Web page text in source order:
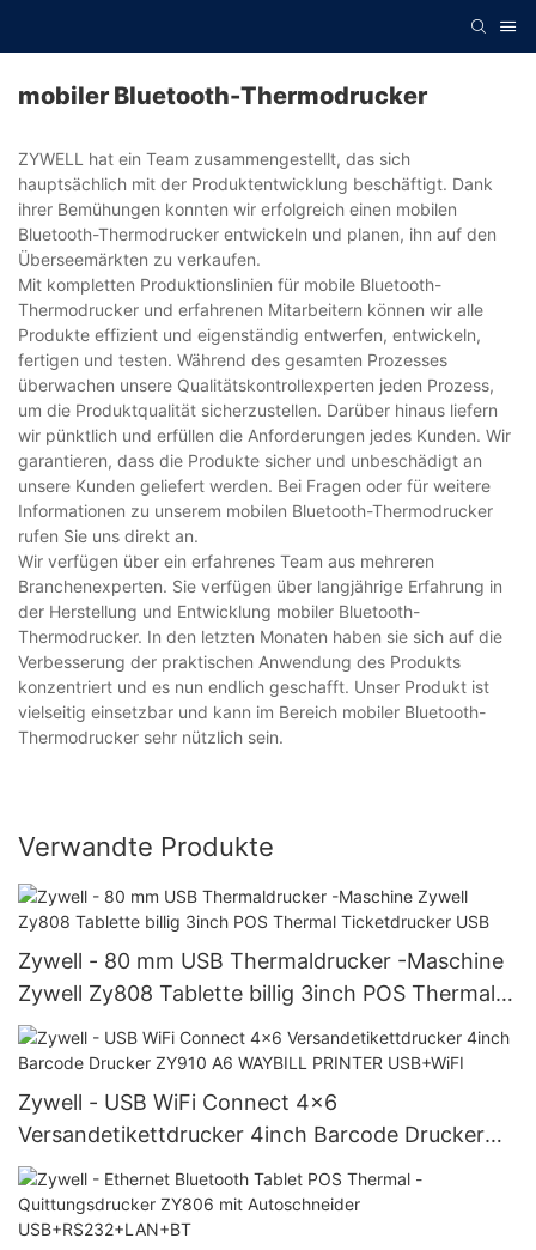
mobiler Bluetooth-Thermodrucker
ZYWELL hat ein Team zusammengestellt, das sich
hauptsächlich mit der Produktentwicklung beschäftigt. Dank
ihrer Bemühungen konnten wir erfolgreich einen mobilen
Bluetooth-Thermodrucker entwickeln und planen, ihn auf den
Überseemärkten zu verkaufen.
Mit kompletten Produktionslinien für mobile Bluetooth-
Thermodrucker und erfahrenen Mitarbeitern können wir alle
Produkte effizient und eigenständig entwerfen, entwickeln,
fertigen und testen. Während des gesamten Prozesses
überwachen unsere Qualitätskontrollexperten jeden Prozess,
um die Produktqualität sicherzustellen. Darüber hinaus liefern
wir pünktlich und erfüllen die Anforderungen jedes Kunden. Wir
garantieren, dass die Produkte sicher und unbeschädigt an
unsere Kunden geliefert werden. Bei Fragen oder für weitere
Informationen zu unserem mobilen Bluetooth-Thermodrucker
rufen Sie uns direkt an.
Wir verfügen über ein erfahrenes Team aus mehreren
Branchenexperten. Sie verfügen über langjährige Erfahrung in
der Herstellung und Entwicklung mobiler Bluetooth-
Thermodrucker. In den letzten Monaten haben sie sich auf die
Verbesserung der praktischen Anwendung des Produkts
konzentriert und es nun endlich geschafft. Unser Produkt ist
vielseitig einsetzbar und kann im Bereich mobiler Bluetooth-
Thermodrucker sehr nützlich sein.
Verwandte Produkte
Zywell - 80 mm USB Thermaldrucker -Maschine
Zywell Zy808 Tablette billig 3inch POS Thermal
Ticketdrucker USB
Zywell - USB WiFi Connect 4x6
Versandetikettdrucker 4inch Barcode Drucker
ZY910 A6 WAYBILL PRINTER USB+WiFI